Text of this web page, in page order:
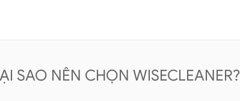
SAO NÊN CHỌN WISECLEANER?